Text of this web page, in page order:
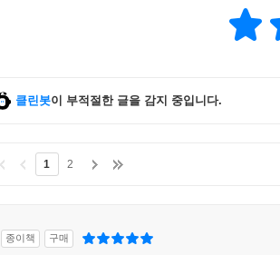
클린봇이 부적절한 글을 감지 중입니다.
1 2
종이책 구매